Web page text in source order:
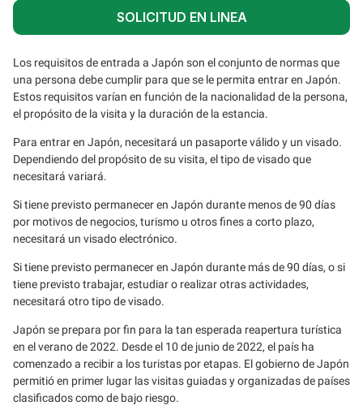
SOLICITUD EN LINEA
Los requisitos de entrada a Japón son el conjunto de normas que
una persona debe cumplir para que se le permita entrar en Japón.
Estos requisitos varían en función de la nacionalidad de la persona,
el propósito de la visita y la duración de la estancia.
Para entrar en Japón, necesitará un pasaporte válido y un visado.
Dependiendo del propósito de su visita, el tipo de visado que
necesitará variará.
Si tiene previsto permanecer en Japón durante menos de 90 días
por motivos de negocios, turismo u otros fines a corto plazo,
necesitará un visado electrónico.
Si tiene previsto permanecer en Japón durante más de 90 días, o si
tiene previsto trabajar, estudiar o realizar otras actividades,
necesitará otro tipo de visado.
Japón se prepara por fin para la tan esperada reapertura turística
en el verano de 2022. Desde el 10 de junio de 2022, el país ha
comenzado a recibir a los turistas por etapas. El gobierno de Japón
permitió en primer lugar las visitas guiadas y organizadas de países
clasificados como de bajo riesgo.